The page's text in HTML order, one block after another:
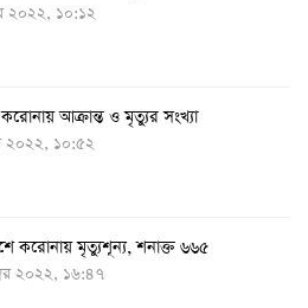
২০২২, ১০:১২
করোনায় আক্রান্ত ও মৃত্যুর সংখ্যা
২০২২, ১০:৫২
করোনায় মৃত্যুশূন্য, শনাক্ত ৬৬৫
২০২২, ১৬:৪৭